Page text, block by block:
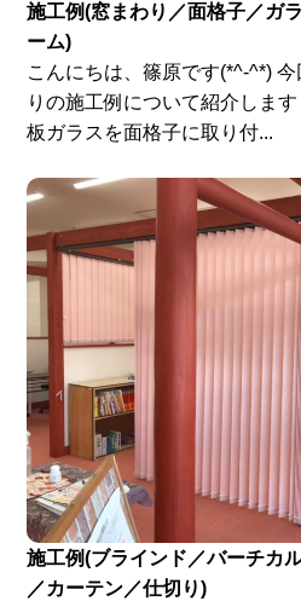
施工例(窓まわり／面格子／ガ
ーム)
こんにちは、篠原です(*^-^*)
りの施工例について紹介しま
板ガラスを面格子に取り付...
施工例(ブラインド／バーチカ
／カーテン／仕切り)